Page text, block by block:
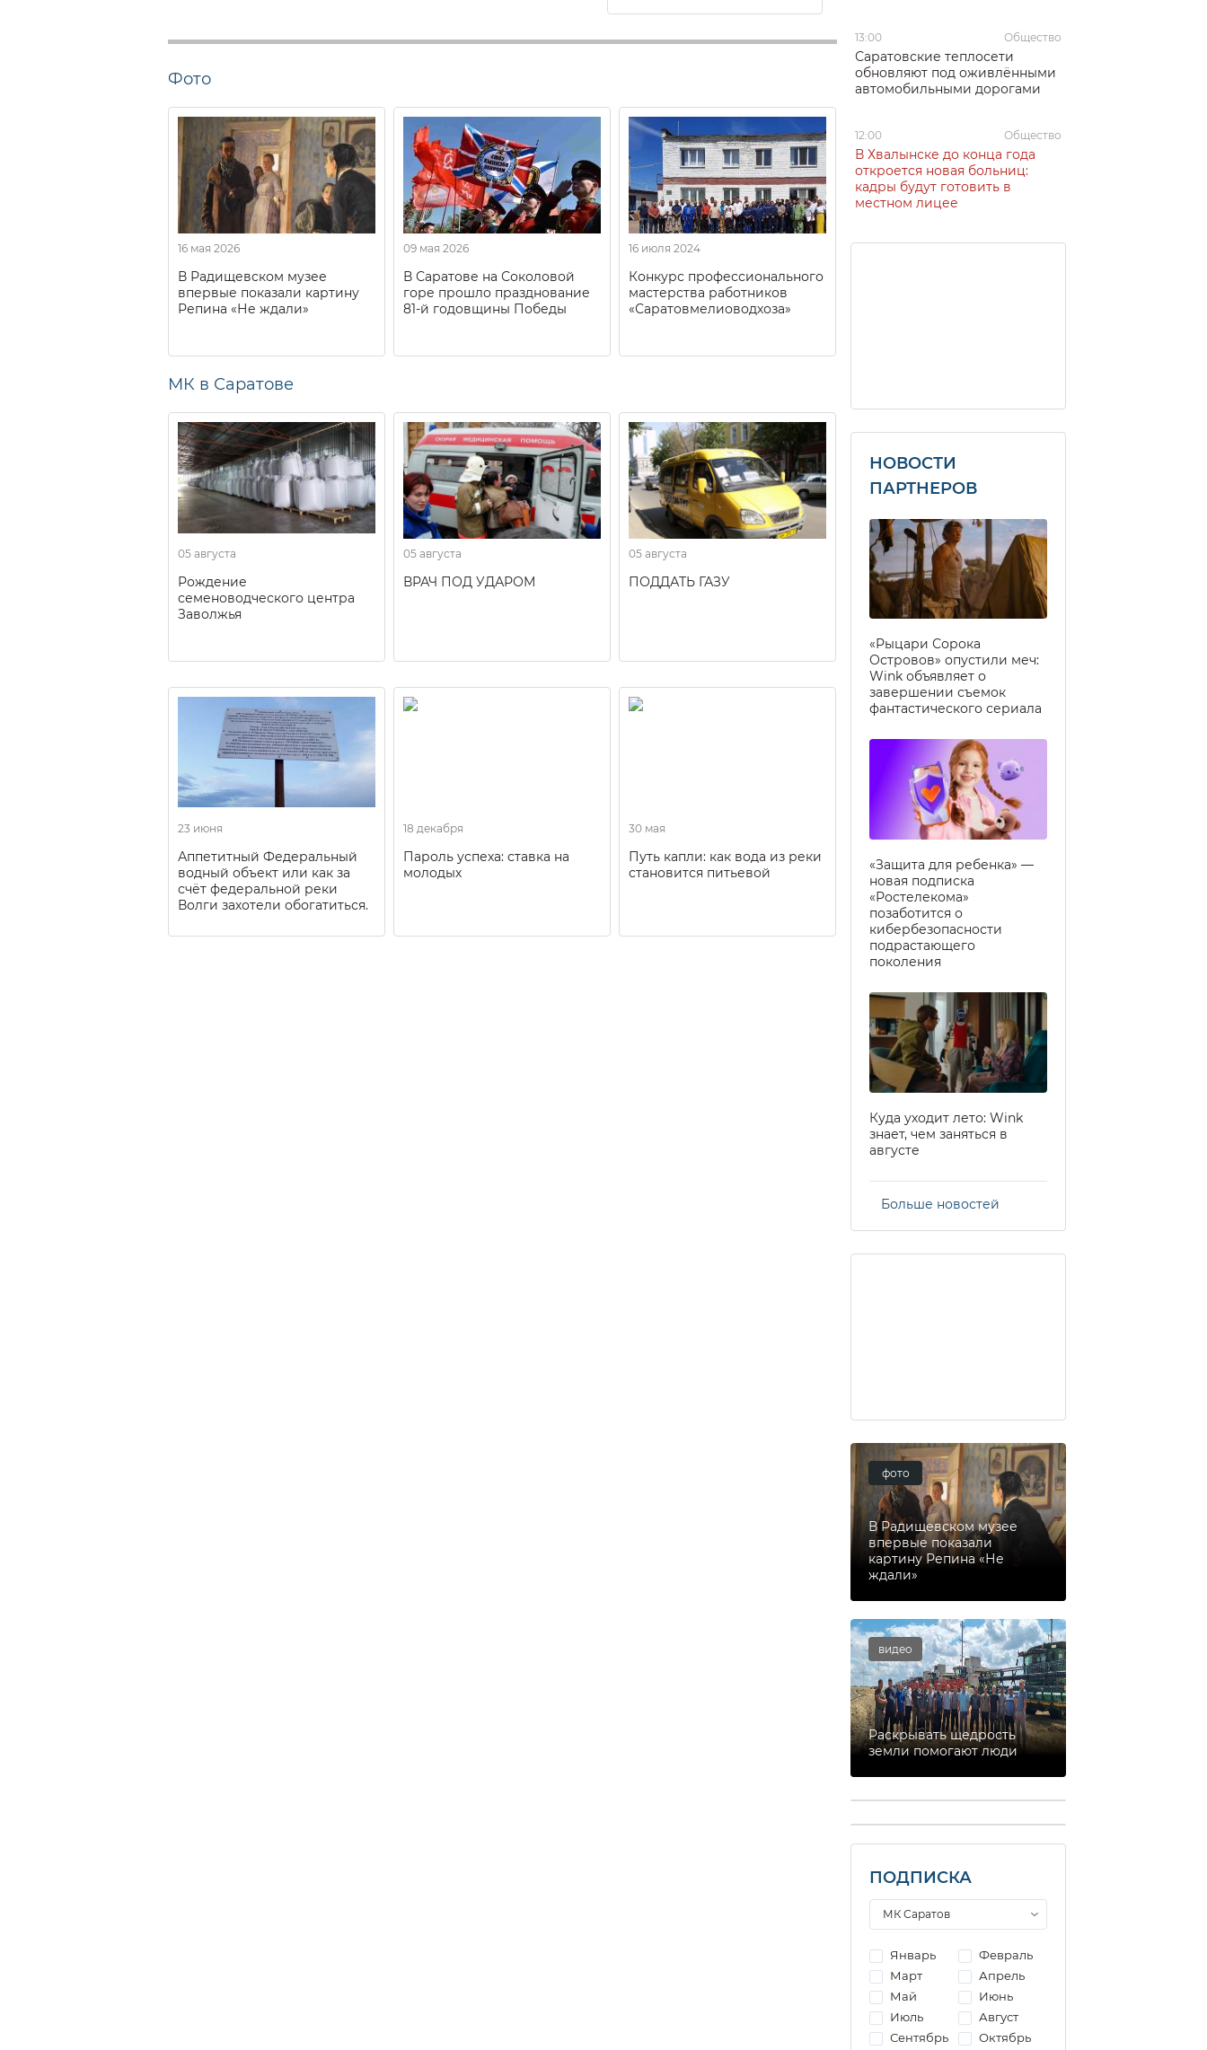
Фото
16 мая 2026
В Радищевском музее
впервые показали картину
Репина «Не ждали»
09 мая 2026
В Саратове на Соколовой
горе прошло празднование
81-й годовщины Победы
16 июля 2024
Конкурс профессионального
мастерства работников
«Саратовмелиоводхоза»
МК в Саратове
05 августа
Рождение
семеноводческого центра
Заволжья
05 августа
ВРАЧ ПОД УДАРОМ
05 августа
ПОДДАТЬ ГАЗУ
23 июня
Аппетитный Федеральный
водный объект или как за
счёт федеральной реки
Волги захотели обогатиться.
18 декабря
Пароль успеха: ставка на
молодых
30 мая
Путь капли: как вода из реки
становится питьевой
13:00 Общество
Саратовские теплосети
обновляют под оживлёнными
автомобильными дорогами
12:00 Общество
В Хвалынске до конца года
откроется новая больниц:
кадры будут готовить в
местном лицее
НОВОСТИ
ПАРТНЕРОВ
«Рыцари Сорока
Островов» опустили меч:
Wink объявляет о
завершении съемок
фантастического сериала
«Защита для ребенка» —
новая подписка
«Ростелекома»
позаботится о
кибербезопасности
подрастающего
поколения
Куда уходит лето: Wink
знает, чем заняться в
августе
Больше новостей
фото
В Радищевском музее
впервые показали
картину Репина «Не
ждали»
видео
Раскрывать щедрость
земли помогают люди
ПОДПИСКА
Январь
Февраль
Март
Апрель
Май
Июнь
Июль
Август
Сентябрь
Октябрь